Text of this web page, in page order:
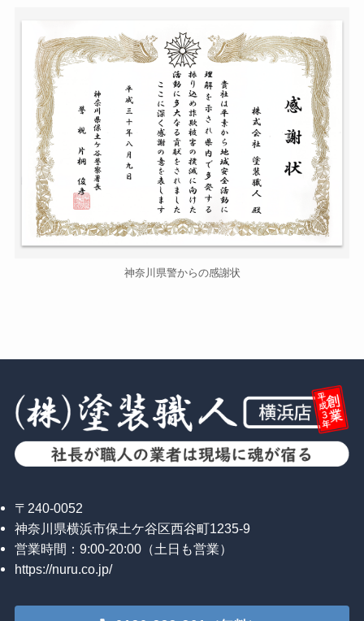
神奈川県警からの感謝状
〒240-0052
神奈川県横浜市保土ケ谷区西谷町1235-9
営業時間：9:00-20:00（土日も営業）
https://nuru.co.jp/